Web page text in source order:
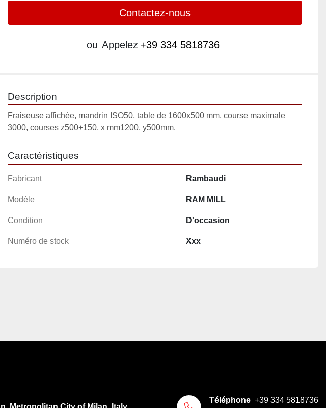
Contactez-nous
ou Appelez +39 334 5818736
Description
Fraiseuse affichée, mandrin ISO50, table de 1600x500 mm, course maximale
3000, courses z500+150, x mm1200, y500mm.
Caractéristiques
Fabricant Rambaudi
Modèle RAM MILL
Condition D'occasion
Numéro de stock Xxx
Téléphone +39 334 5818736